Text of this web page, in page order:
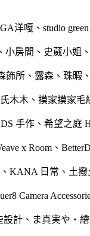
洋嘎 、 studio green
小房間、 史葳小姐、
飾所、 露森 、 珠暇 、
木木 、 摸家摸家毛
手作、 希望之庭
x Room、
、 KANA 日常 、 土撥
Camera
設計、 ま真実や・